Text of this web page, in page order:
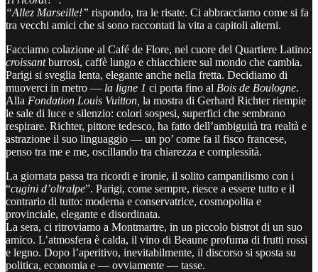
“Allez Marseille!” rispondo, tra le risate. Ci abbracciamo come si fa
tra vecchi amici che si sono raccontati la vita a capitoli alterni.
Facciamo colazione al Café de Flore, nel cuore del Quartiere Latino:
croissantburrosi, caffè lungo e chiacchiere sul mondo che cambia.
Parigi si sveglia lenta, elegante anche nella fretta. Decidiamo di
muoverci in metro — la ligne 1 ci porta fino al Bois de Boulogne.
Alla Fondation Louis Vuitton, la mostra di Gerhard Richter riempie
le sale di luce e silenzio: colori sospesi, superfici che sembrano
respirare. Richter, pittore tedesco, ha fatto dell’ambiguità tra realtà e
astrazione il suo linguaggio — un po’ come fa il fisco francese,
penso tra me e me, oscillando tra chiarezza e complessità.
La giornata passa tra ricordi e ironie, il solito campanilismo con i
“cugini d’oltralpe”. Parigi, come sempre, riesce a essere tutto e il
contrario di tutto: moderna e conservatrice, cosmopolita e
provinciale, elegante e disordinata.
La sera, ci ritroviamo a Montmartre, in un piccolo bistrot di un suo
amico. L’atmosfera è calda, il vino di Beaune profuma di frutti rossi
e legno. Dopo l’aperitivo, inevitabilmente, il discorso si sposta su
politica, economia e — ovviamente — tasse.